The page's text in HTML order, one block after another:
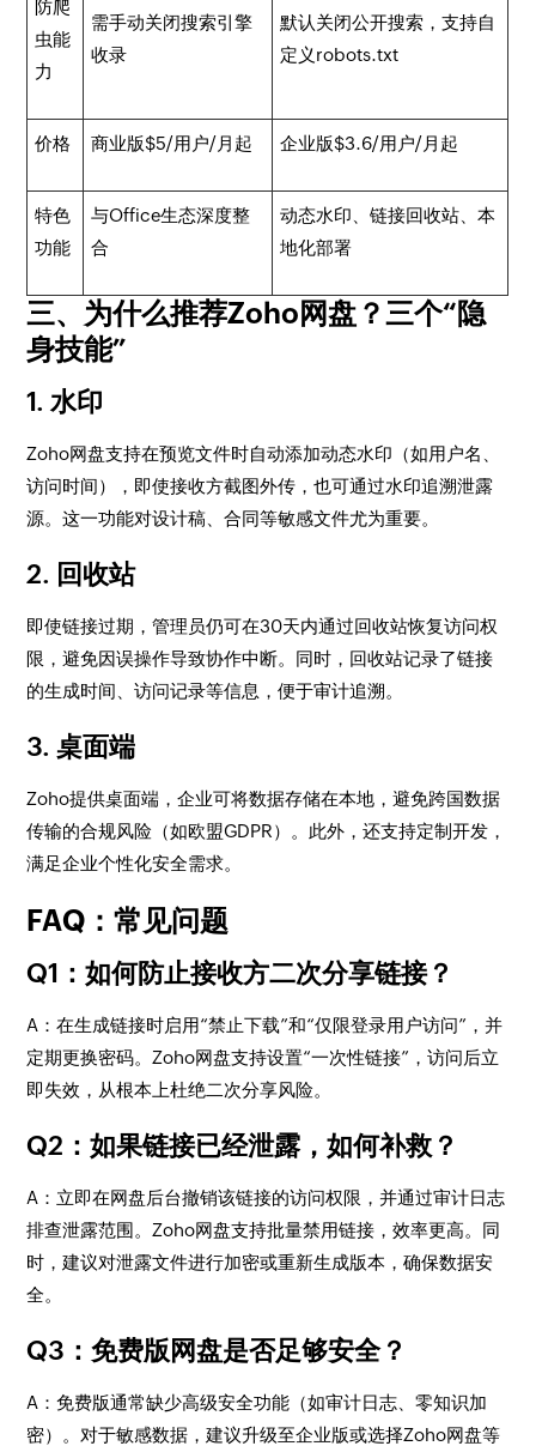
防爬
虫能
力
需手动关闭搜索引擎
收录
默认关闭公开搜索，支持自
定义robots.txt
价格 商业版$5/用户/月起 企业版$3.6/用户/月起
特色
功能
与Office生态深度整
合
动态水印、链接回收站、本
地化部署
三、为什么推荐Zoho网盘？三个“隐
身技能”
1. 水印
Zoho网盘支持在预览文件时自动添加动态水印（如用户名、
访问时间），即使接收方截图外传，也可通过水印追溯泄露
源。这一功能对设计稿、合同等敏感文件尤为重要。
2. 回收站
即使链接过期，管理员仍可在30天内通过回收站恢复访问权
限，避免因误操作导致协作中断。同时，回收站记录了链接
的生成时间、访问记录等信息，便于审计追溯。
3. 桌面端
Zoho提供桌面端，企业可将数据存储在本地，避免跨国数据
传输的合规风险（如欧盟GDPR）。此外，还支持定制开发，
满足企业个性化安全需求。
FAQ：常见问题
Q1：如何防止接收方二次分享链接？
A：在生成链接时启用“禁止下载”和“仅限登录用户访问”，并
定期更换密码。Zoho网盘支持设置“一次性链接”，访问后立
即失效，从根本上杜绝二次分享风险。
Q2：如果链接已经泄露，如何补救？
A：立即在网盘后台撤销该链接的访问权限，并通过审计日志
排查泄露范围。Zoho网盘支持批量禁用链接，效率更高。同
时，建议对泄露文件进行加密或重新生成版本，确保数据安
全。
Q3：免费版网盘是否足够安全？
A：免费版通常缺少高级安全功能（如审计日志、零知识加
密）。对于敏感数据，建议升级至企业版或选择Zoho网盘等